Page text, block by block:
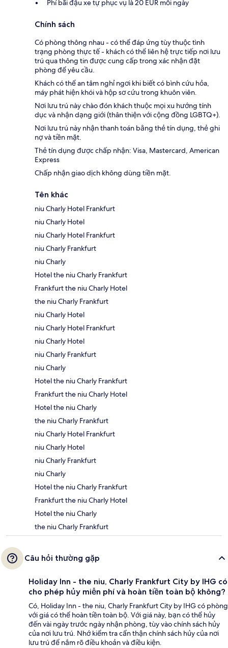
Phí bãi đậu xe tự phục vụ là 20 EUR mỗi ngày
Chính sách
Có phòng thông nhau - có thể đáp ứng tùy thuộc tình
trạng phòng thực tế - khách có thể liên hệ trực tiếp nơi lưu
trú qua thông tin được cung cấp trong xác nhận đặt
phòng để yêu cầu.
Khách có thể an tâm nghỉ ngơi khi biết có bình cứu hỏa,
máy phát hiện khói và hộp sơ cứu trong khuôn viên.
Nơi lưu trú này chào đón khách thuộc mọi xu hướng tính
dục và nhận dạng giới (thân thiện với cộng đồng LGBTQ+).
Nơi lưu trú này nhận thanh toán bằng thẻ tín dụng, thẻ ghi
nợ và tiền mặt.
Thẻ tín dụng được chấp nhận: Visa, Mastercard, American
Express
Chấp nhận giao dịch không dùng tiền mặt.
Tên khác
niu Charly Hotel Frankfurt
niu Charly Hotel
niu Charly Hotel Frankfurt
niu Charly Frankfurt
niu Charly
Hotel the niu Charly Frankfurt
Frankfurt the niu Charly Hotel
the niu Charly Frankfurt
niu Charly Hotel
niu Charly Hotel Frankfurt
niu Charly Hotel
niu Charly Frankfurt
niu Charly
Hotel the niu Charly Frankfurt
Frankfurt the niu Charly Hotel
Hotel the niu Charly
the niu Charly Frankfurt
niu Charly Hotel Frankfurt
niu Charly Hotel
niu Charly Frankfurt
niu Charly
Hotel the niu Charly Frankfurt
Frankfurt the niu Charly Hotel
Hotel the niu Charly
the niu Charly Frankfurt
Câu hỏi thường gặp
Holiday Inn - the niu, Charly Frankfurt City by IHG có
cho phép hủy miễn phí và hoàn tiền toàn bộ không?
Có, Holiday Inn - the niu, Charly Frankfurt City by IHG có phòng
với giá có thể hoàn tiền toàn bộ. Với giá này, bạn có thể hủy
đến vài ngày trước ngày nhận phòng, tùy vào chính sách hủy
của nơi lưu trú. Nhớ kiểm tra cẩn thận chính sách hủy của nơi
lưu trú để nắm rõ điều khoản và điều kiện.